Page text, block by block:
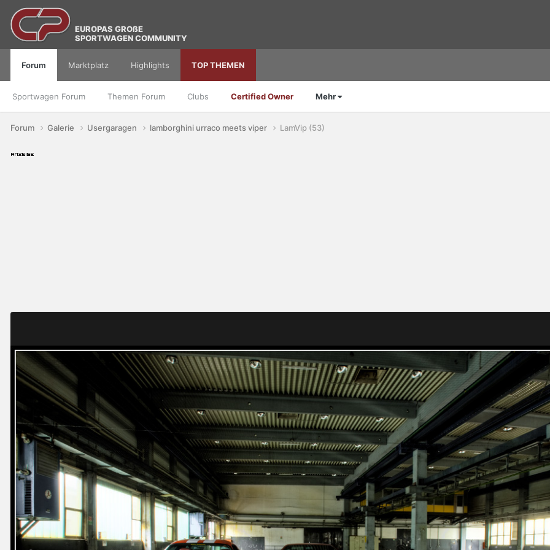
EUROPAS GROßE
SPORTWAGEN COMMUNITY
Forum
Sportwagen Forum Themen Forum Clubs Certified Owner Mehr
Marktplatz Highlights TOP THEMEN
Forum Galerie Usergaragen lamborghini urraco meets viper LamVip (53)